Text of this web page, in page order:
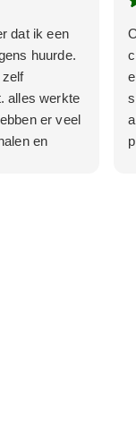
dat ik een
huurde.
zelf
alles werkte
er veel
en